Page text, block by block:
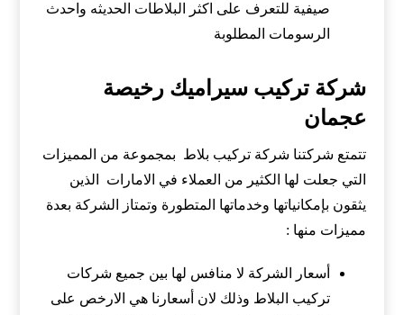
صيفية للتعرف على اكثر البلاطات الحديثه واحدث
الرسومات المطلوبة
شركة تركيب سيراميك رخيصة
عجمان
تتمتع شركتنا شركة تركيب بلاط بمجموعة من المميزات
التي جعلت لها الكثير من العملاء في الامارات الذين
يثقون بإمكانياتها وخدماتها المتطورة وتمتاز الشركة بعدة
مميزات منها :
أسعار الشركة لا منافس لها بين جميع شركات
تركيب البلاط وذلك لان أسعارنا هي الارخص على